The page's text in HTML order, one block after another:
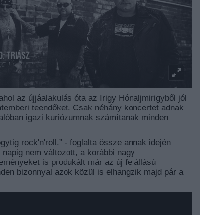
az újjáalakulás óta az Irigy Hónaljmirigyből jól
teendőket. Csak néhány koncertet adnak
igazi kuriózumnak számítanak minden
rock'n'roll.” - foglalta össze annak idején
nem változott, a korábbi nagy
is produkált már az új felállású
bizonnyal azok közül is elhangzik majd pár a